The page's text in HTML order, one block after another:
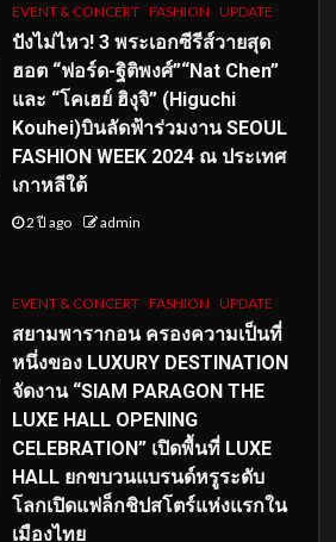
EVENT & CONCERT FASHION UPDATE
ปังไม่ไหว! 3 พระเอกซีรีส์วายสุด
ฮอต “ฟอร์ด-ฐิติพงศ์”“Nat Chen”
และ “โคเฮย์ ฮิงุจิ” (Higuchi
Kouhei)บินลัดฟ้าร่วมงาน SEOUL
FASHION WEEK 2024 ณ ประเทศ
เกาหลีใต้
2 ปี ago admin
EVENT & CONCERT FASHION UPDATE
สยามพารากอน ครองความเป็นที่
หนึ่งของ LUXURY DESTINATION
จัดงาน “SIAM PARAGON THE
LUXE HALL OPENING
CELEBRATION” เปิดพื้นที่ LUXE
HALL ยกขบวนแบรนด์หรูระดับ
โลกเปิดแฟล็กชิปสโตร์แห่งแรกใน
เมืองไทย